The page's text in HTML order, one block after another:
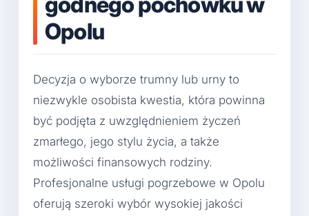
Opolu
Decyzja o wyborze trumny lub urny to
niezwykle osobista kwestia, która powinna
być podjęta z uwzględnieniem życzeń
zmarłego, jego stylu życia, a także
możliwości finansowych rodziny.
Profesjonalne usługi pogrzebowe w Opolu
oferują szeroki wybór wysokiej jakości